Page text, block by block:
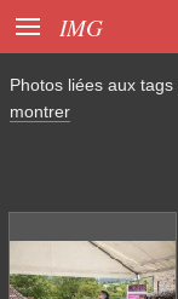
 IMG
Photos liées aux tags
montrer